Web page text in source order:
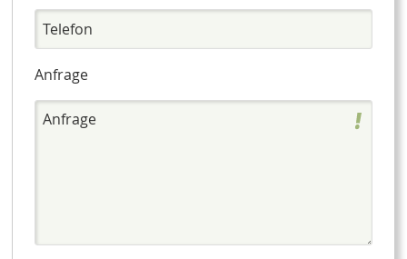
Anfrage